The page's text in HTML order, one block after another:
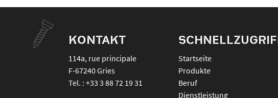
KONTAKT
114a, rue principale
F-67240Gries
Tel. :+33 3 88 72 19 31
Startseite
Produkte
Beruf
Dienstleistung